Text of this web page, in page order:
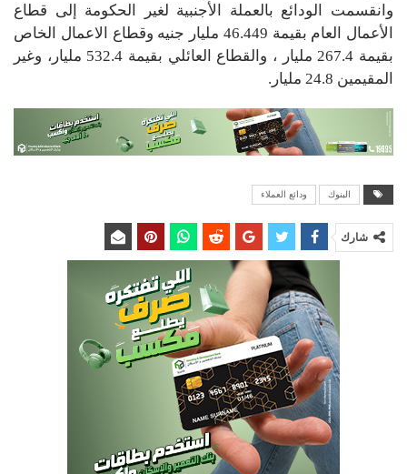
وانقسمت الودائع بالعملة الأجنبية لغير الحكومة إلى قطاع
الأعمال العام بقيمة 46.449 مليار جنيه وقطاع الاعمال الخاص
بقيمة 267.4 مليار ، والقطاع العائلي بقيمة 532.4 مليار، وغير
المقيمين 24.8 مليار.
البنوك ودائع العملاء
شارك